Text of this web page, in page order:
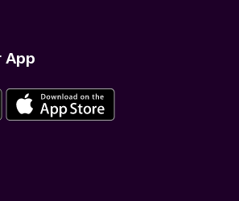
App